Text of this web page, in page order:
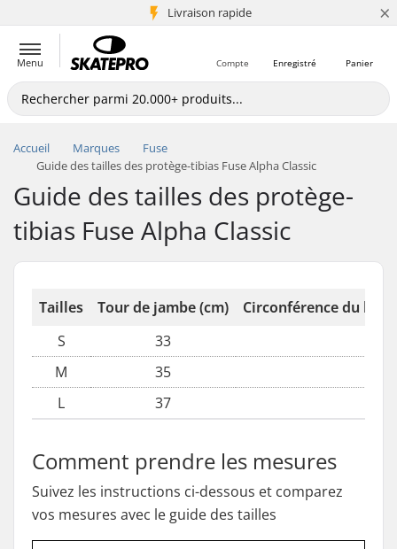
Livraison rapide
+5 mio de clients ×
Menu Panier
Enregistré
Compte
Accueil Marques
Fuse
Guide des tailles des protège-tibias Fuse Alpha Classic
Guide des tailles des protège-
tibias Fuse Alpha Classic
Tailles Tour de jambe (cm)
Circonférence du bas
S
33
M
35
L
37
Comment prendre les mesures
Suivez les instructions ci-dessous et comparez
vos mesures avec le guide des tailles